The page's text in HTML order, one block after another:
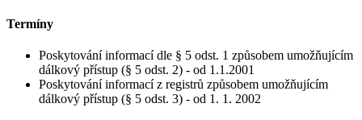
Termíny
Poskytování informací dle § 5 odst. 1 způsobem umožňujícím
dálkový přístup (§ 5 odst. 2) - od 1.1.2001
Poskytování informací z registrů způsobem umožňujícím
dálkový přístup (§ 5 odst. 3) - od 1. 1. 2002